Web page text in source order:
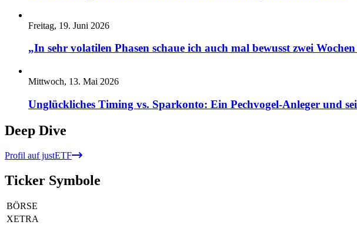
Freitag, 19. Juni 2026
„In sehr volatilen Phasen schaue ich auch mal bewusst zwei
Mittwoch, 13. Mai 2026
Unglückliches Timing vs. Sparkonto: Ein Pechvogel-Anleger und
Deep Dive
Profil auf justETF
Ticker Symbole
BÖRSE
XETRA